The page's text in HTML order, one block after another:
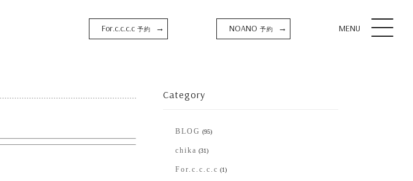
NOANO 予約 →
For.c.c.c.c 予約 → MENU
Category
BLOG (95)
chika (31)
For.c.c.c.c (1)